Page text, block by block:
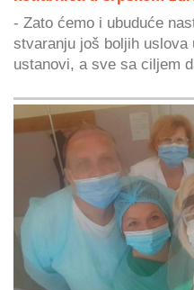
- Zato ćemo i ubuduće
stvaranju još boljih uslova
ustanovi, a sve sa ciljem